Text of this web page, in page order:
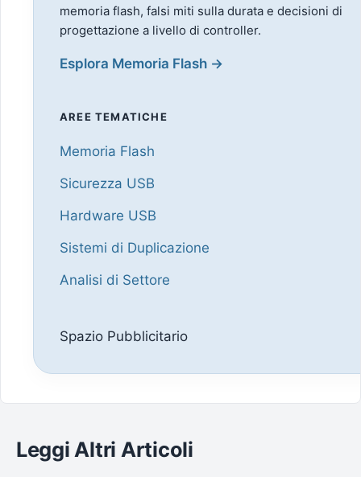
memoria flash, falsi miti sulla durata e decisioni di
progettazione a livello di controller.
Esplora Memoria Flash →
AREE TEMATICHE
Memoria Flash
Sicurezza USB
Hardware USB
Sistemi di Duplicazione
Analisi di Settore
Spazio Pubblicitario
Leggi Altri Articoli